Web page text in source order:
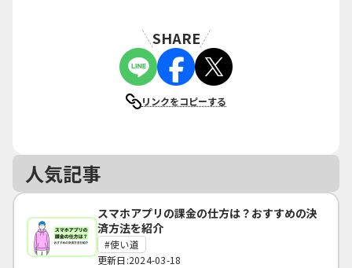
SHARE
リンクをコピーする
人気記事
スマホアプリの課金の仕方は？おすすめの決
済方法を紹介
使い道
更新日:2024-03-18